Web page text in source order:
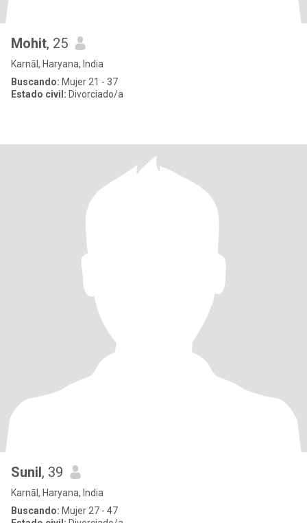
Mohit, 25
Karnāl, Haryana, India
Buscando: Mujer 21 - 37
Estado civil: Divorciado/a
Sunil, 39
Karnāl, Haryana, India
Buscando: Mujer 27 - 47